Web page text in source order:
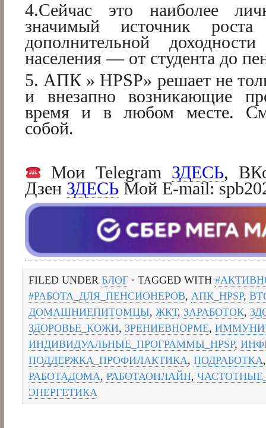
4.Сейчас это наиболее
значимый источник
дополнительной
населения — от студента до
5. АПК » HPSP» решает не
и внезапно возникающие
время и в любом месте.
собой.
Мои Telegram ЗДЕСЬ,
Дзен ЗДЕСЬ Мой E-mail:
FILED UNDER БЛОГ · TAGGED WITH
#РАБОТА_ДЛЯ_ПЕНСИОНЕРОВ, АПК_HPSP,
ДОМАШНИЕПИТОМЦЫ, ЖКТ, ЗАРАБОТОК,
ЗДОРОВЬЕ_КОЖИ, ЗРЕНИЕВНОРМЕ,
ИНДИВИДУАЛЬНЫЕ_ПРОГРАММЫ_HPSP,
ПОДДЕРЖКА_ПРОФИЛАКТИКА, ПОДРАБОТКА
РАБОТАДОМА, РАБОТАОНЛАЙН,
ЭНЕРГЕТИКА